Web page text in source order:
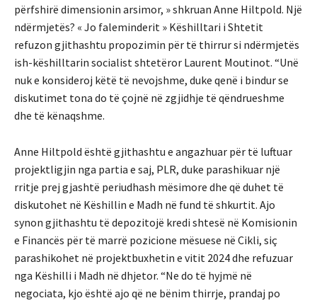
përfshirë dimensionin arsimor, » shkruan Anne Hiltpold. Një
ndërmjetës? « Jo faleminderit » Këshilltari i Shtetit
refuzon gjithashtu propozimin për të thirrur si ndërmjetës
ish-këshilltarin socialist shtetëror Laurent Moutinot. “Unë
nuk e konsideroj këtë të nevojshme, duke qenë i bindur se
diskutimet tona do të çojnë në zgjidhje të qëndrueshme
dhe të kënaqshme.
Anne Hiltpold është gjithashtu e angazhuar për të luftuar
projektligjin nga partia e saj, PLR, duke parashikuar një
rritje prej gjashtë periudhash mësimore dhe që duhet të
diskutohet në Këshillin e Madh në fund të shkurtit. Ajo
synon gjithashtu të depozitojë kredi shtesë në Komisionin
e Financës për të marrë pozicione mësuese në Cikli, siç
parashikohet në projektbuxhetin e vitit 2024 dhe refuzuar
nga Këshilli i Madh në dhjetor. “Ne do të hyjmë në
negociata, kjo është ajo që ne bënim thirrje, prandaj po